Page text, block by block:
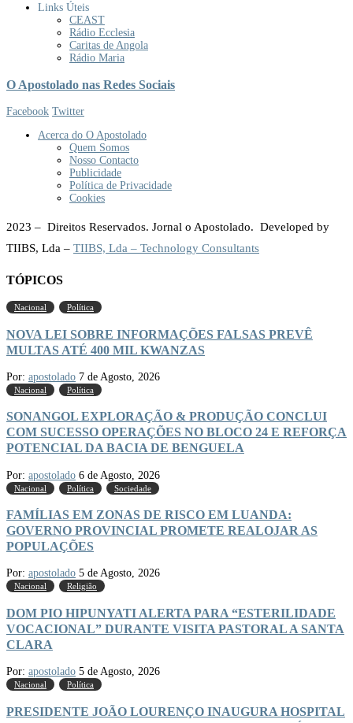
Links Úteis
CEAST
Rádio Ecclesia
Caritas de Angola
Rádio Maria
O Apostolado nas Redes Sociais
Facebook Twitter
Acerca do O Apostolado
Quem Somos
Nosso Contacto
Publicidade
Política de Privacidade
Cookies
2023 – Direitos Reservados. Jornal o Apostolado. Developed by
TIIBS, Lda – TIIBS, Lda – Technology Consultants
TÓPICOS
Nacional Política
NOVA LEI SOBRE INFORMAÇÕES FALSAS PREVÊ
MULTAS ATÉ 400 MIL KWANZAS
Por: apostolado 7 de Agosto, 2026
Nacional Política
SONANGOL EXPLORAÇÃO & PRODUÇÃO CONCLUI
COM SUCESSO OPERAÇÕES NO BLOCO 24 E REFORÇA
POTENCIAL DA BACIA DE BENGUELA
Por: apostolado 6 de Agosto, 2026
Nacional Política Sociedade
FAMÍLIAS EM ZONAS DE RISCO EM LUANDA:
GOVERNO PROVINCIAL PROMETE REALOJAR AS
POPULAÇÕES
Por: apostolado 5 de Agosto, 2026
Nacional Religião
DOM PIO HIPUNYATI ALERTA PARA “ESTERILIDADE
VOCACIONAL” DURANTE VISITA PASTORAL A SANTA
CLARA
Por: apostolado 5 de Agosto, 2026
Nacional Política
PRESIDENTE JOÃO LOURENÇO INAUGURA HOSPITAL